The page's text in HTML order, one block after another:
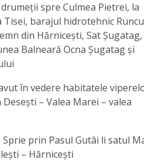
spre Culmea Pietrei, la
barajul hidrotehnic
din Hărnicești, Sat Șugatag,
Balneară Ocna Șugatag și
în vedere habitatele
– Valea Marei – valea
prin Pasul Gutâi li satul
– Hărnicești